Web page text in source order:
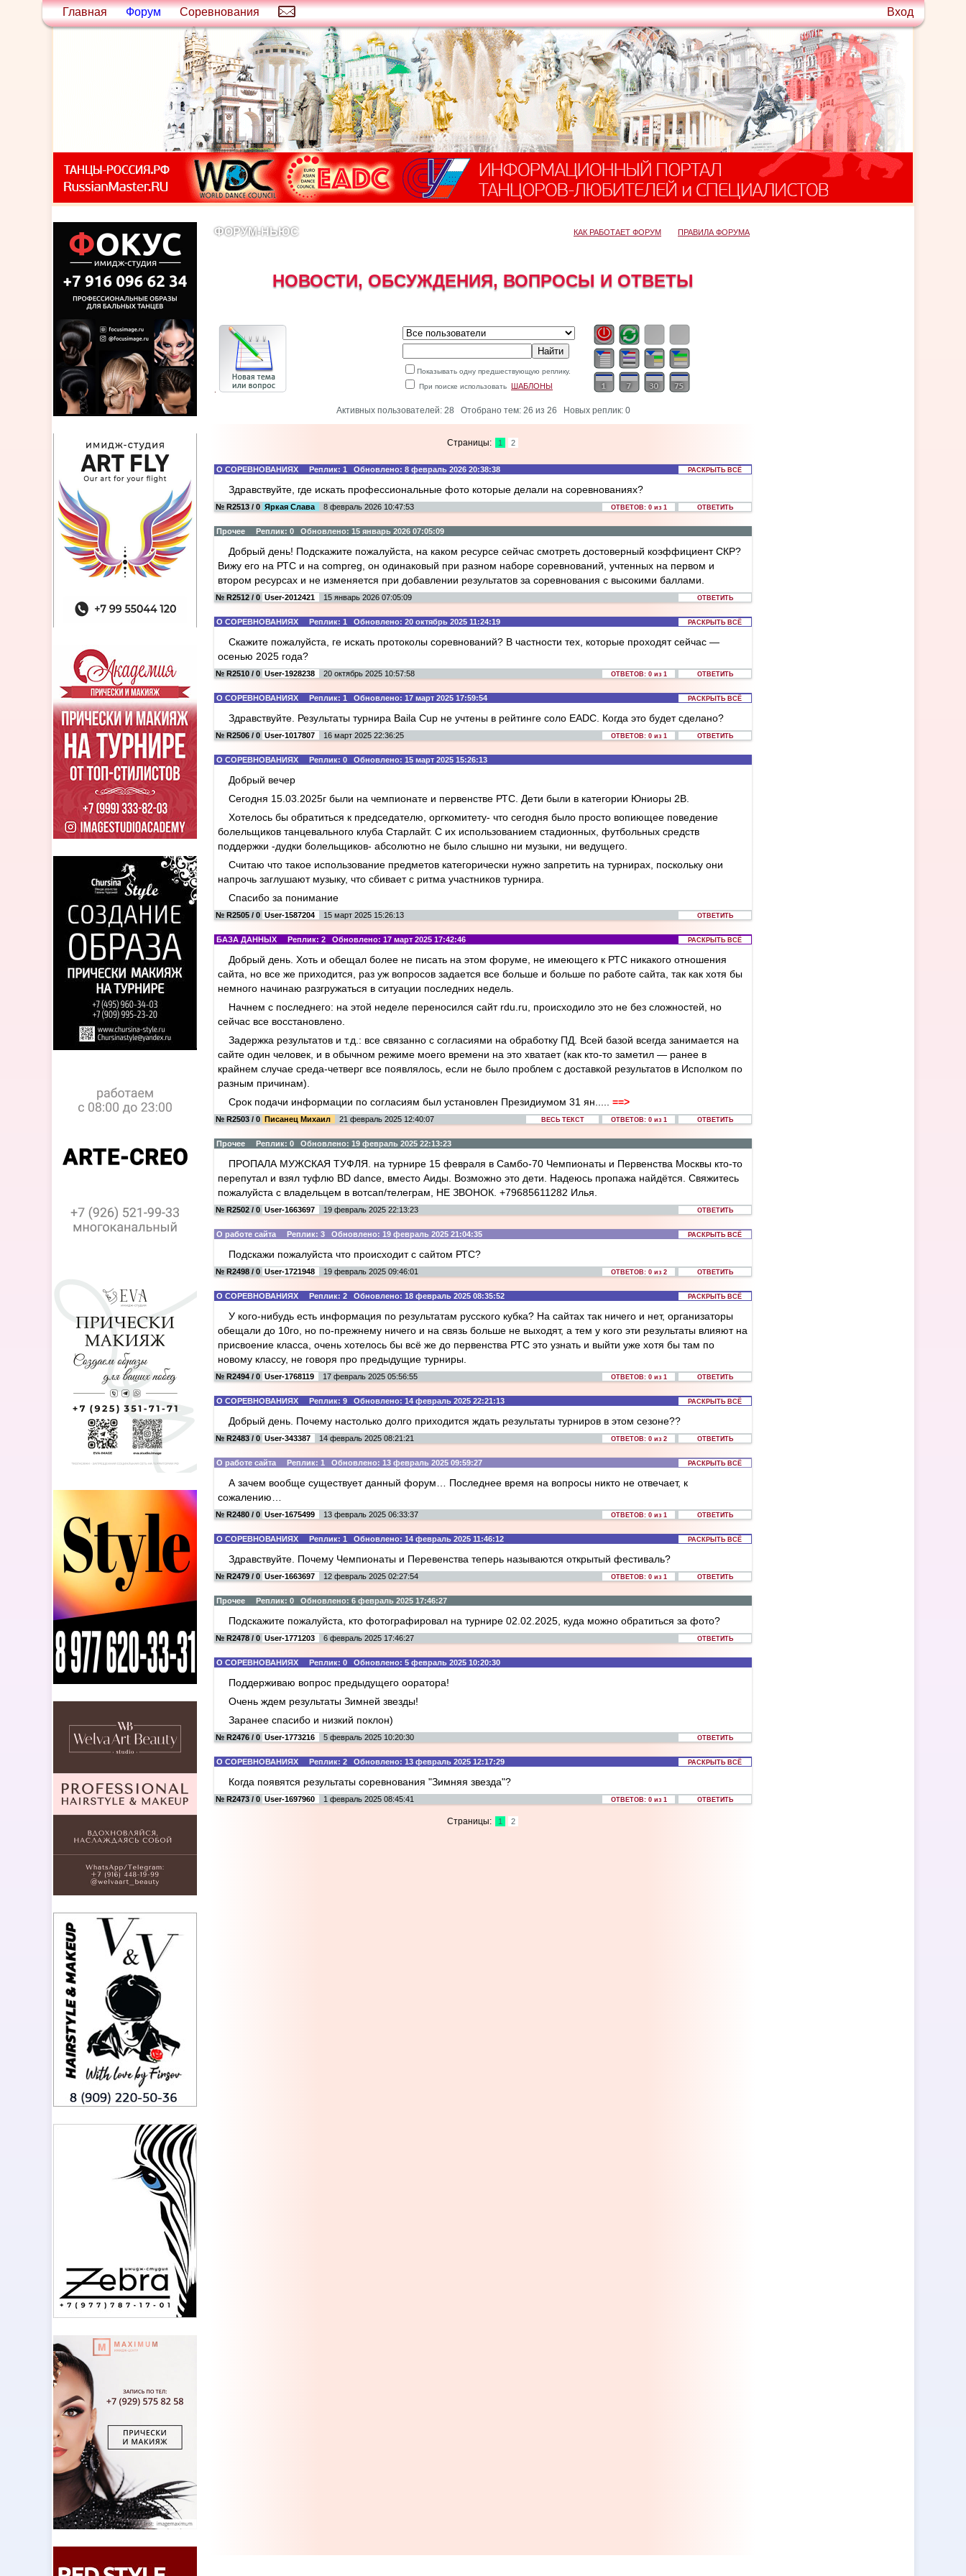
ФОРУМ-НЬЮС КАК РАБОТАЕТ ФОРУМ ПРАВИЛА ФОРУМА
НОВОСТИ, ОБСУЖДЕНИЯ, ВОПРОСЫ И ОТВЕТЫ
Показывать одну предшествующую реплику.
При поиске использовать
ШАБЛОНЫ
Активных пользователей: 28 Отобрано тем: 26 из 26 Новых реплик: 0
Страницы: 1 2
РАСКРЫТЬ ВСЁ
О СОРЕВНОВАНИЯХ Реплик: 1 Обновлено: 8 февраль 2026 20:38:38
Здравствуйте, где искать профессиональные фото которые делали на соревнованиях?
ОТВЕТИТЬ
ОТВЕТОВ: 0 из 1
№ R2513 / 0 Яркая Слава 8 февраль 2026 10:47:53
Прочее Реплик: 0 Обновлено: 15 январь 2026 07:05:09
Добрый день! Подскажите пожалуйста, на каком ресурсе сейчас смотреть достоверный коэффициент СКР?
Вижу его на РТС и на compreg, он одинаковый при разном наборе соревнований, учтенных на первом и
втором ресурсах и не изменяется при добавлении результатов за соревнования с высокими баллами.
ОТВЕТИТЬ
№ R2512 / 0 User-2012421 15 январь 2026 07:05:09
РАСКРЫТЬ ВСЁ
О СОРЕВНОВАНИЯХ Реплик: 1 Обновлено: 20 октябрь 2025 11:24:19
Скажите пожалуйста, ге искать протоколы соревнований? В частности тех, которые проходят сейчас —
осенью 2025 года?
ОТВЕТИТЬ
ОТВЕТОВ: 0 из 1
№ R2510 / 0 User-1928238 20 октябрь 2025 10:57:58
РАСКРЫТЬ ВСЁ
О СОРЕВНОВАНИЯХ Реплик: 1 Обновлено: 17 март 2025 17:59:54
Здравствуйте. Результаты турнира Baila Cup не учтены в рейтинге соло EADC. Когда это будет сделано?
ОТВЕТИТЬ
ОТВЕТОВ: 0 из 1
№ R2506 / 0 User-1017807 16 март 2025 22:36:25
О СОРЕВНОВАНИЯХ Реплик: 0 Обновлено: 15 март 2025 15:26:13
Добрый вечер
Сегодня 15.03.2025г были на чемпионате и первенстве РТС. Дети были в категории Юниоры 2В.
Хотелось бы обратиться к председателю, оргкомитету- что сегодня было просто вопиющее поведение
болельщиков танцевального клуба Старлайт. С их использованием стадионных, футбольных средств
поддержки -дудки болельщиков- абсолютно не было слышно ни музыки, ни ведущего.
Считаю что такое использование предметов категорически нужно запретить на турнирах, поскольку они
напрочь заглушают музыку, что сбивает с ритма участников турнира.
Спасибо за понимание
ОТВЕТИТЬ
№ R2505 / 0 User-1587204 15 март 2025 15:26:13
РАСКРЫТЬ ВСЁ
БАЗА ДАННЫХ Реплик: 2 Обновлено: 17 март 2025 17:42:46
Добрый день. Хоть и обещал более не писать на этом форуме, не имеющего к РТС никакого отношения
сайта, но все же приходится, раз уж вопросов задается все больше и больше по работе сайта, так как хотя бы
немного начинаю разгружаться в ситуации последних недель.
Начнем с последнего: на этой неделе переносился сайт rdu.ru, происходило это не без сложностей, но
сейчас все восстановлено.
Задержка результатов и т.д.: все связанно с согласиями на обработку ПД. Всей базой всегда занимается на
сайте один человек, и в обычном режиме моего времени на это хватает (как кто-то заметил — ранее в
крайнем случае среда-четверг все появлялось, если не было проблем с доставкой результатов в Исполком по
разным причинам).
Срок подачи информации по согласиям был установлен Президиумом 31 ян.....
==>
ОТВЕТИТЬ
ОТВЕТОВ: 0 из 1
ВЕСЬ ТЕКСТ
№ R2503 / 0 Писанец Михаил 21 февраль 2025 12:40:07
Прочее Реплик: 0 Обновлено: 19 февраль 2025 22:13:23
ПРОПАЛА МУЖСКАЯ ТУФЛЯ. на турнире 15 февраля в Самбо-70 Чемпионаты и Первенства Москвы кто-то
перепутал и взял туфлю BD dance, вместо Аиды. Возможно это дети. Надеюсь пропажа найдётся. Свяжитесь
пожалуйста с владельцем в вотсап/телеграм, НЕ ЗВОНОК. +79685611282 Илья.
ОТВЕТИТЬ
№ R2502 / 0 User-1663697 19 февраль 2025 22:13:23
РАСКРЫТЬ ВСЁ
О работе сайта Реплик: 3 Обновлено: 19 февраль 2025 21:04:35
Подскажи пожалуйста что происходит с сайтом РТС?
ОТВЕТИТЬ
ОТВЕТОВ: 0 из 2
№ R2498 / 0 User-1721948 19 февраль 2025 09:46:01
РАСКРЫТЬ ВСЁ
О СОРЕВНОВАНИЯХ Реплик: 2 Обновлено: 18 февраль 2025 08:35:52
У кого-нибудь есть информация по результатам русского кубка? На сайтах так ничего и нет, организаторы
обещали до 10го, но по-прежнему ничего и на связь больше не выходят, а тем у кого эти результаты влияют на
присвоение класса, очень хотелось бы всё же до первенства РТС это узнать и выйти уже хотя бы там по
новому классу, не говоря про предыдущие турниры.
ОТВЕТИТЬ
ОТВЕТОВ: 0 из 1
№ R2494 / 0 User-1768119 17 февраль 2025 05:56:55
РАСКРЫТЬ ВСЁ
О СОРЕВНОВАНИЯХ Реплик: 9 Обновлено: 14 февраль 2025 22:21:13
Добрый день. Почему настолько долго приходится ждать результаты турниров в этом сезоне??
ОТВЕТИТЬ
ОТВЕТОВ: 0 из 2
№ R2483 / 0 User-343387 14 февраль 2025 08:21:21
РАСКРЫТЬ ВСЁ
О работе сайта Реплик: 1 Обновлено: 13 февраль 2025 09:59:27
А зачем вообще существует данный форум… Последнее время на вопросы никто не отвечает, к
сожалению…
ОТВЕТИТЬ
ОТВЕТОВ: 0 из 1
№ R2480 / 0 User-1675499 13 февраль 2025 06:33:37
РАСКРЫТЬ ВСЁ
О СОРЕВНОВАНИЯХ Реплик: 1 Обновлено: 14 февраль 2025 11:46:12
Здравствуйте. Почему Чемпионаты и Перевенства теперь называются открытый фестиваль?
ОТВЕТИТЬ
ОТВЕТОВ: 0 из 1
№ R2479 / 0 User-1663697 12 февраль 2025 02:27:54
Прочее Реплик: 0 Обновлено: 6 февраль 2025 17:46:27
Подскажите пожалуйста, кто фотографировал на турнире 02.02.2025, куда можно обратиться за фото?
ОТВЕТИТЬ
№ R2478 / 0 User-1771203 6 февраль 2025 17:46:27
О СОРЕВНОВАНИЯХ Реплик: 0 Обновлено: 5 февраль 2025 10:20:30
Поддерживаю вопрос предыдущего ооратора!
Очень ждем результаты Зимней звезды!
Заранее спасибо и низкий поклон)
ОТВЕТИТЬ
№ R2476 / 0 User-1773216 5 февраль 2025 10:20:30
РАСКРЫТЬ ВСЁ
О СОРЕВНОВАНИЯХ Реплик: 2 Обновлено: 13 февраль 2025 12:17:29
Когда появятся результаты соревнования "Зимняя звезда"?
ОТВЕТИТЬ
ОТВЕТОВ: 0 из 1
№ R2473 / 0 User-1697960 1 февраль 2025 08:45:41
Страницы: 1 2
Вход
Главная Форум Соревнования